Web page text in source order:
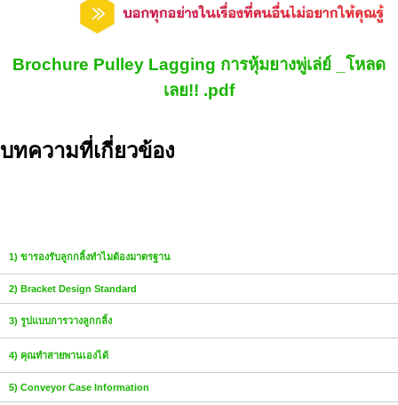
Brochure Pulley Lagging การหุ้มยางพู่เล่ย์ _โหลด
เลย!! .pdf
บทความที่เกี่ยวข้อง
1) ขารองรับลูกกลิ้งทำไมต้องมาตรฐาน
2) Bracket Design Standard
3) รูปแบบการวางลูกกลิ้ง
4) คุณทำสายพานเองได้
5) Conveyor Case Information